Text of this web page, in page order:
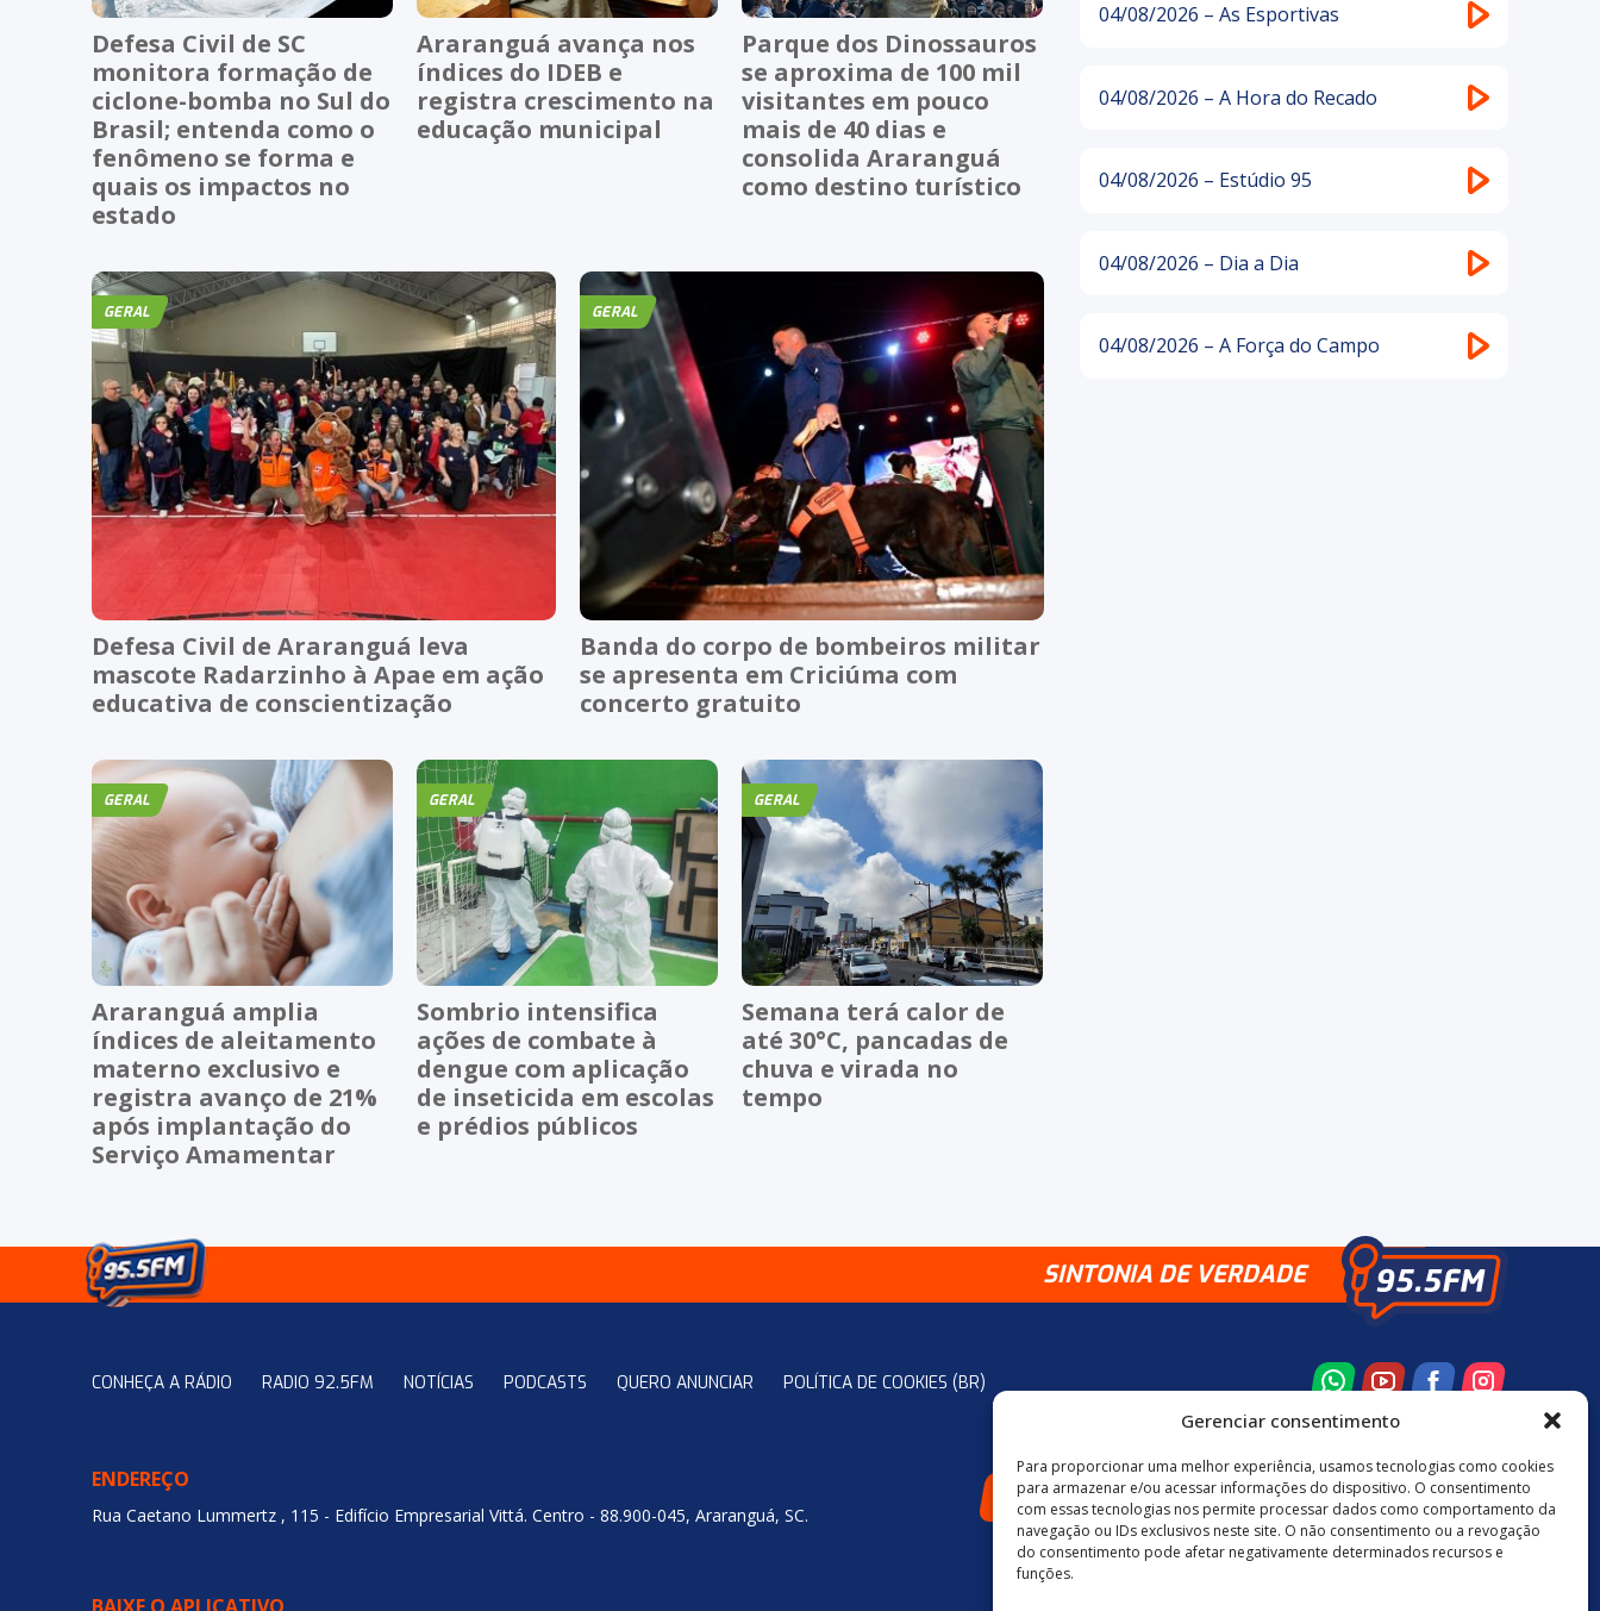
Gerenciar consentimento
Para proporcionar uma melhor experiência, usamos tecnologias como cookies
para armazenar e/ou acessar informações do dispositivo. O consentimento
com essas tecnologias nos permite processar dados como comportamento da
navegação ou IDs exclusivos neste site. O não consentimento ou a revogação
do consentimento pode afetar negativamente determinados recursos e
funções.
Defesa Civil de SC
monitora formação de
ciclone-bomba no Sul do
Brasil; entenda como o
fenômeno se forma e
quais os impactos no
estado
Araranguá avança nos
índices do IDEB e
registra crescimento na
educação municipal
Parque dos Dinossauros
se aproxima de 100 mil
visitantes em pouco
mais de 40 dias e
consolida Araranguá
como destino turístico
GERAL
Defesa Civil de Araranguá leva
mascote Radarzinho à Apae em ação
educativa de conscientização
GERAL
Banda do corpo de bombeiros militar
se apresenta em Criciúma com
concerto gratuito
GERAL
Araranguá amplia
índices de aleitamento
materno exclusivo e
registra avanço de 21%
após implantação do
Serviço Amamentar
GERAL
Sombrio intensifica
ações de combate à
dengue com aplicação
de inseticida em escolas
e prédios públicos
GERAL
Semana terá calor de
até 30°C, pancadas de
chuva e virada no
tempo
04/08/2026 – As Esportivas
04/08/2026 – A Hora do Recado
04/08/2026 – Estúdio 95
04/08/2026 – Dia a Dia
04/08/2026 – A Força do Campo
SINTONIA DE VERDADE
CONHEÇA A RÁDIO RADIO 92.5FM NOTÍCIAS PODCASTS QUERO ANUNCIAR POLÍTICA DE COOKIES (BR)
ENDEREÇO
Rua Caetano Lummertz , 115 - Edifício Empresarial Vittá. Centro - 88.900-045, Araranguá, SC.
48 3524-0137 48 9880-84667
BAIXE O APLICATIVO